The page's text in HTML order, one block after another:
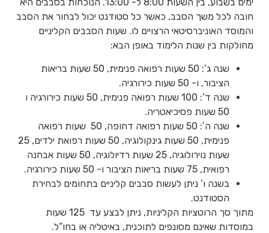
חובה לכל משך הסבב, כאשר כל סטודנט יכול לבחור את הסבב
והמוסד האוניברסיטאי הרצויים לו. שעות הסבבים הקליניים
מחולקות בין שנות הלימוד באופן הבא:
שנה ג’: 50 שעות רפואה פנימית, 50 שעות בריאות
הציבור, ו- 50 שעות כירורגיה.
שנה ד’: 100 שעות רפואה פנימית, 50 שעות כירורגיה ו
50 שעות פסיכיאטריה.
שנה ה’: 50 שעות רפואה דחופה, 50 שעות רפואה
פנימית, 50 שעות גינקולוגיה, 50 שעות רפואת ילדים, 25
שעות נוירולוגיה, 25 שעות רדיולוגיה, 50 שעות אבחנה
רפואית, 75 שעות בריאות הציבור ו- 50 שעות כירורגיה.
בשנה ו’ ניתן לעשות סבבים קליניים בתחומים לבחירת
הסטודנט.
מתוך סך הרוטציות הקליניות, ניתן לבצע עד 125 שעות
במוסדות שאינם מסונפים לתוכנית, באיטליה או בחו”ל.